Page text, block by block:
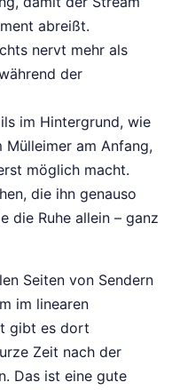
abreißt.
nervt mehr als
der
im Hintergrund, wie
am Anfang,
möglich macht.
die ihn genauso
die Ruhe allein – ganz
Seiten von Sendern
im linearen
gibt es dort
Zeit nach der
Das ist eine gute